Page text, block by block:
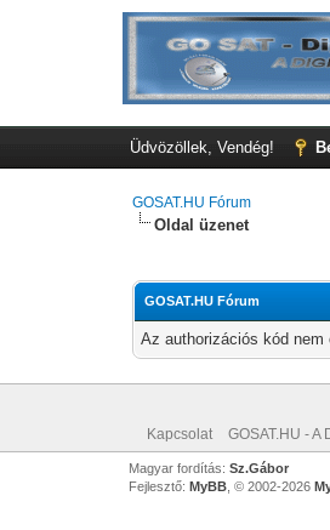
Üdvözöllek, Vendég!
GOSAT.HU Fórum
Oldal üzenet
GOSAT.HU Fórum
Az authorizációs kód
Kapcsolat GOSAT.HU - A
Magyar fordítás: Sz.Gábor
Fejlesztő: MyBB, © 2002-2026